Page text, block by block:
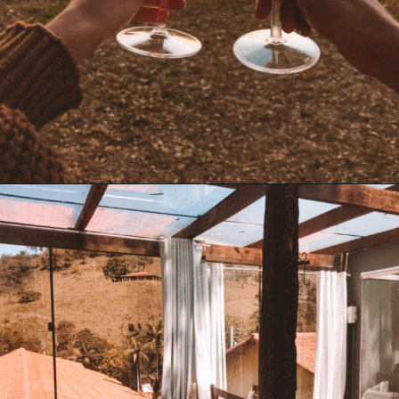
Opening https://www.maladeaventuras.com/o-que-fazer-em-ibitipoca/